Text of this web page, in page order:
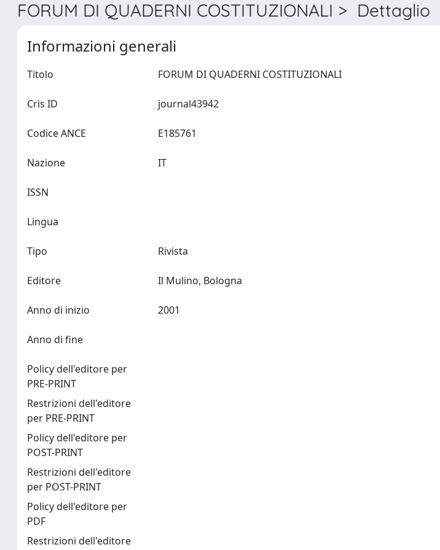
FORUM DI QUADERNI COSTITUZIONALI > Dettaglio
Informazioni generali
Titolo
Cris ID
Codice ANCE
Nazione
ISSN
Lingua
Tipo Rivista
Editore
Anno di inizio
Anno di fine
Policy dell'editore per
PRE-PRINT
Restrizioni dell'editore
per PRE-PRINT
Policy dell'editore per
POST-PRINT
Restrizioni dell'editore
per POST-PRINT
Policy dell'editore per
PDF
Restrizioni dell'editore